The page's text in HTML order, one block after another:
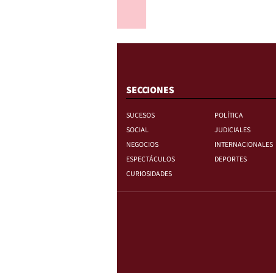
SECCIONES
SUCESOS
POLÍTICA
SOCIAL
JUDICIALES
NEGOCIOS
INTERNACIONALES
ESPECTÁCULOS
DEPORTES
CURIOSIDADES